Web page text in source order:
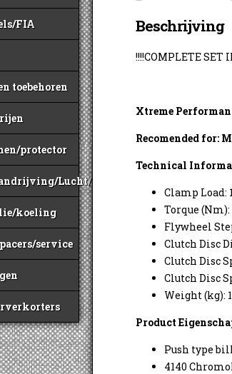
FIA
toebehoren
protector
Lucht/Benzine
koeling
service
Beschrijving
!!!!COMPLETE SET
Xtreme
Recomended for:
Technical
Clamp Load:
Torque (Nm):
Flywheel
Clutch Disc
Clutch Disc
Clutch Disc
Weight (kg):
Product
Push type
4140